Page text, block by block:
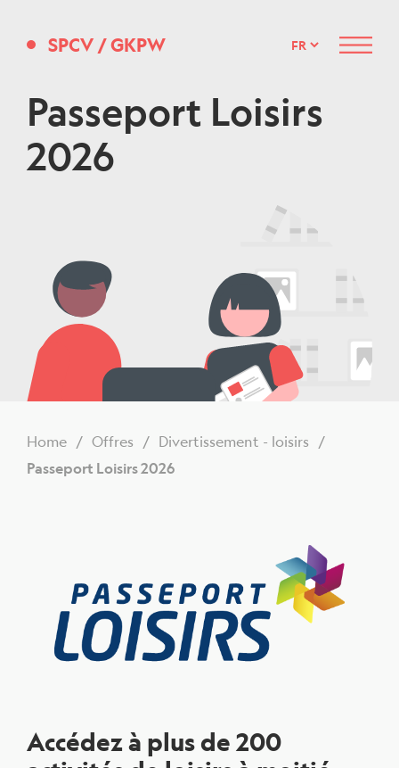
SPCV /GKPW
Menu
Passeport Loisirs
2026
Home Offres
Divertissement - loisirs
Passeport Loisirs 2026
Accédez à plus de 200